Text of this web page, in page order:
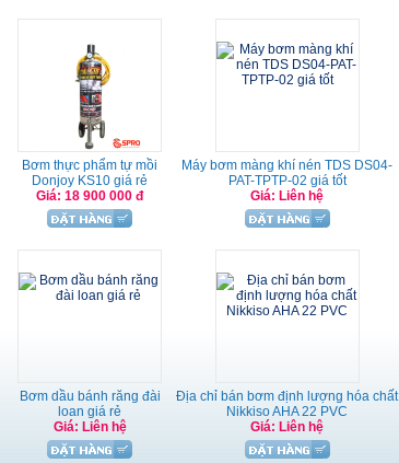
Bơm thực phẩm tự mồi
Donjoy KS10 giá rẻ
Giá: 18 900 000 đ
Máy bơm màng khí nén TDS DS04-
PAT-TPTP-02 giá tốt
Giá: Liên hệ
Bơm dầu bánh răng đài
loan giá rẻ
Giá: Liên hệ
Địa chỉ bán bơm định lượng hóa chất
Nikkiso AHA 22 PVC
Giá: Liên hệ